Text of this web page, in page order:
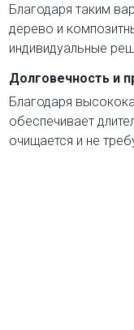
Благодаря таким
дерево и
индивидуальные
Долговечность и
Благодаря
обеспечивает
очищается и не